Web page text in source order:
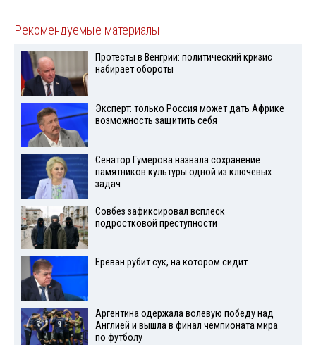
Рекомендуемые материалы
Протесты в Венгрии: политический кризис
набирает обороты
Эксперт: только Россия может дать Африке
возможность защитить себя
Сенатор Гумерова назвала сохранение
памятников культуры одной из ключевых
задач
Совбез зафиксировал всплеск
подростковой преступности
Ереван рубит сук, на котором сидит
Аргентина одержала волевую победу над
Англией и вышла в финал чемпионата мира
по футболу